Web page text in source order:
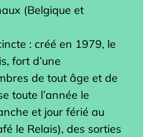
(Belgique et
: créé en 1979, le
fort d’une
de tout âge et de
toute l’année le
et jour férié au
le Relais), des sorties